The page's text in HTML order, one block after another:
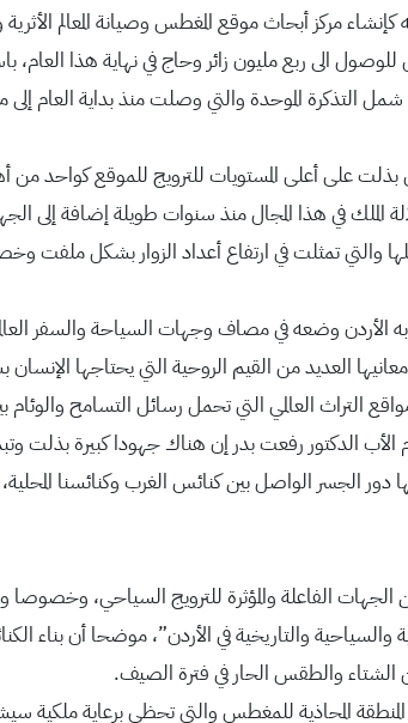
مركز أبحاث موقع المغطس وصيانة المعالم
الى ربع مليون زائر وحاج في نهاية هذا
بذلت على أعلى المستويات للترويج للموقع كواحد
في هذا المجال منذ سنوات طويلة إضافة إلى
والتي تمثلت في ارتفاع أعداد الزوار بشكل
به الأردن وضعه في مصاف وجهات السياحة والسفر
العديد من القيم الروحية التي يحتاجها
التراث العالمي التي تحمل رسائل التسامح والوئام
الأب الدكتور رفعت بدر إن هناك جهودا كبيرة
دور الجسر الواصل بين كنائس الغرب وكنائسنا
الجهات الفاعلة والمؤثرة للترويج السياحي،
والتاريخية في الأردن”، موضحا أن بناء
الشتاء والطقس الحار في فترة الصيف.
المحاذية للمغطس والتي تحظى برعاية ملكية